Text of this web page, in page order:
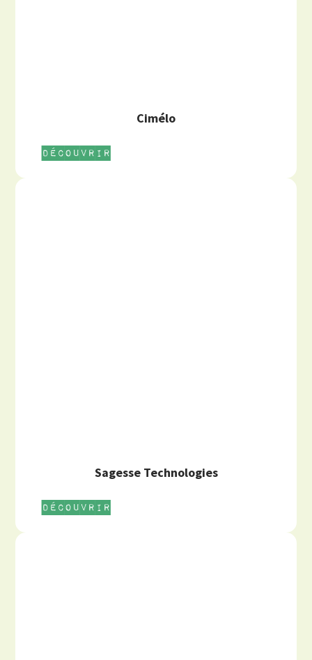
Cimélo
Découvrir
Sagesse Technologies
Découvrir